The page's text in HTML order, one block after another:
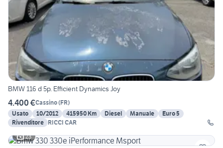
BMW 116 d 5p. Efficient Dynamics Joy
4.400 €Cassino(FR)
Usato
10/2012 415950 Km Diesel Manuale
Euro 5
Rivenditore RICCI CAR
23